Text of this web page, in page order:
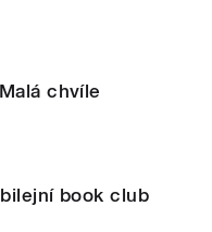
chvíle
book club